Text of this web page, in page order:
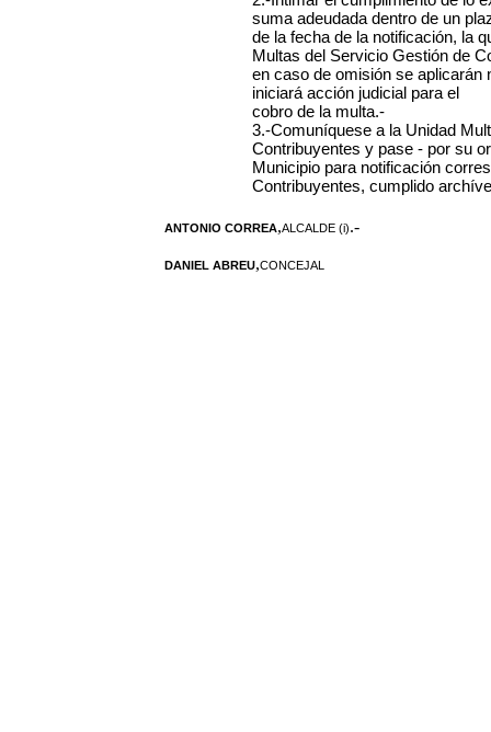
suma adeudada dentro de un
de la fecha de la notificación, la
Multas del Servicio Gestión de
en caso de omisión se
iniciará acción judicial para el
cobro de la multa.-
3.-Comuníquese a la Unidad
Contribuyentes y pase - por su
Municipio para notificación
Contribuyentes, cumplido
ANTONIO CORREA,ALCALDE (i).-
DANIEL ABREU,CONCEJAL